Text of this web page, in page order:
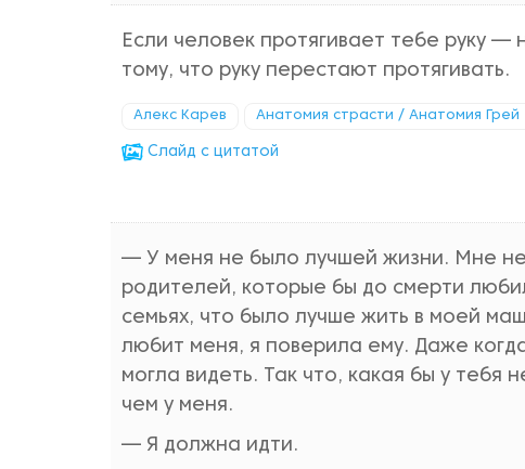
Если человек протягивает тебе руку
тому, что руку перестают протягивать.
Алекс Карев Анатомия страсти / Анатомия
Cлайд с цитатой
— У меня не было лучшей жизни. Мне
родителей, которые бы до смерти
семьях, что было лучше жить в моей
любит меня, я поверила ему. Даже
могла видеть. Так что, какая бы у
чем у меня.
— Я должна идти.